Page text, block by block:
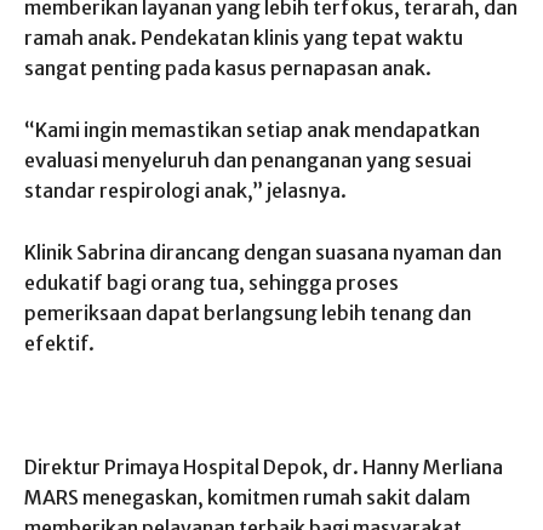
memberikan layanan yang lebih terfokus, terarah, dan
ramah anak. Pendekatan klinis yang tepat waktu
sangat penting pada kasus pernapasan anak.
“Kami ingin memastikan setiap anak mendapatkan
evaluasi menyeluruh dan penanganan yang sesuai
standar respirologi anak,” jelasnya.
Klinik Sabrina dirancang dengan suasana nyaman dan
edukatif bagi orang tua, sehingga proses
pemeriksaan dapat berlangsung lebih tenang dan
efektif.
Direktur Primaya Hospital Depok, dr. Hanny Merliana
MARS menegaskan, komitmen rumah sakit dalam